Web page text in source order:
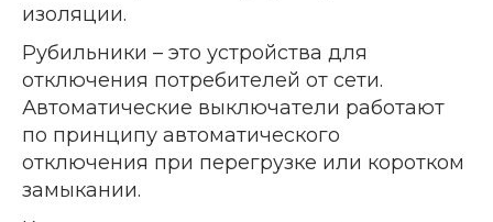
изоляции.
Рубильники – это устройства для
отключения потребителей от сети.
Автоматические выключатели работают
по принципу автоматического
отключения при перегрузке или коротком
замыкании.